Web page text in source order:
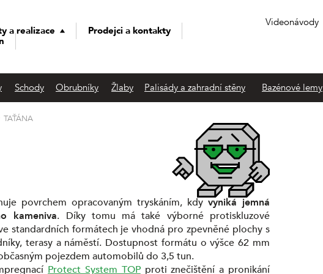
a realizace
Prodejci a kontakty
Videonávody
Schody Obrubníky Žlaby Palisády a zahradní stěny Bazénové lemy
TAŤÁNA
povrchem opracovaným tryskáním, kdyvyniká jemná
kameniva. Díky tomu má také výborné protiskluzové
standardních formátech je vhodná pro zpevněné plochy s
terasy a náměstí. Dostupnost formátu o výšce 62 mm
pojezdem automobilů do 3,5 tun.
Protect System TOPproti znečištění a pronikání